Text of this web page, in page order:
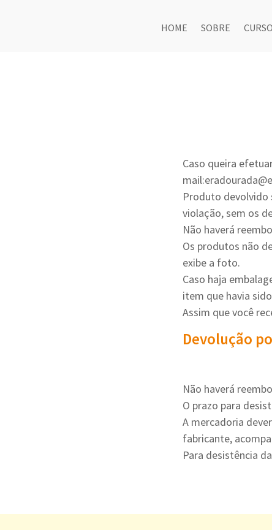
HOME SOBRE
Caso queira
Produto devolvido
violação, sem os
Não haverá
Os produtos não
exibe a foto.
Caso haja
item que havia
Assim que você
Devolução
Não haverá
O prazo para
A mercadoria
fabricante,
Para desistência